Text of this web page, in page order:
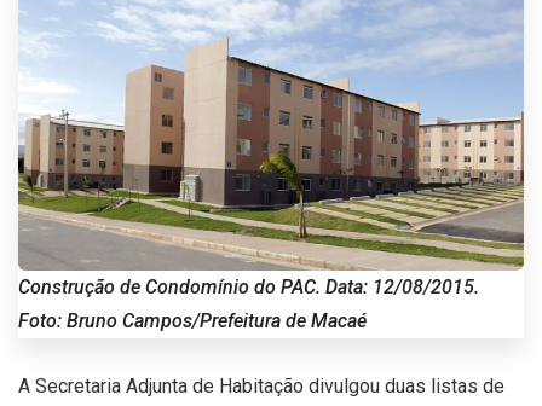
Construção de Condomínio do PAC. Data: 12/08/2015.
Foto: Bruno Campos/Prefeitura de Macaé
A Secretaria Adjunta de Habitação divulgou duas listas de